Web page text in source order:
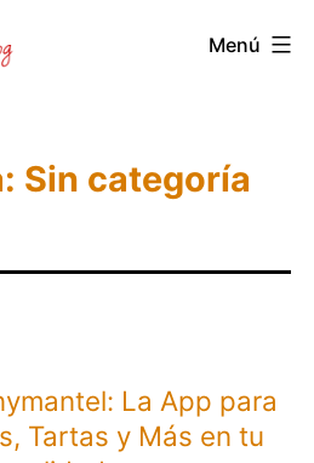
Menú
Sin categoría
La App para
Tartas y Más en tu